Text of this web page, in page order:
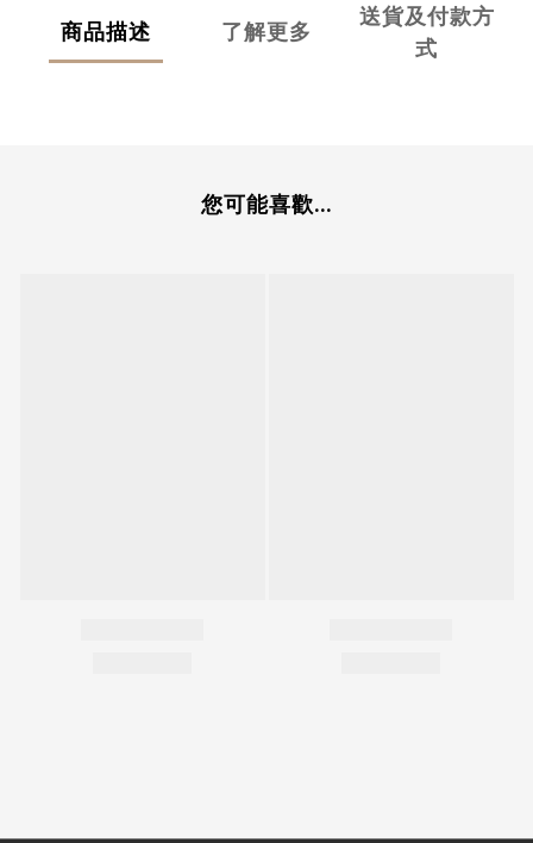
商品描述 了解更多
送貨及付款方
式
您可能喜歡...